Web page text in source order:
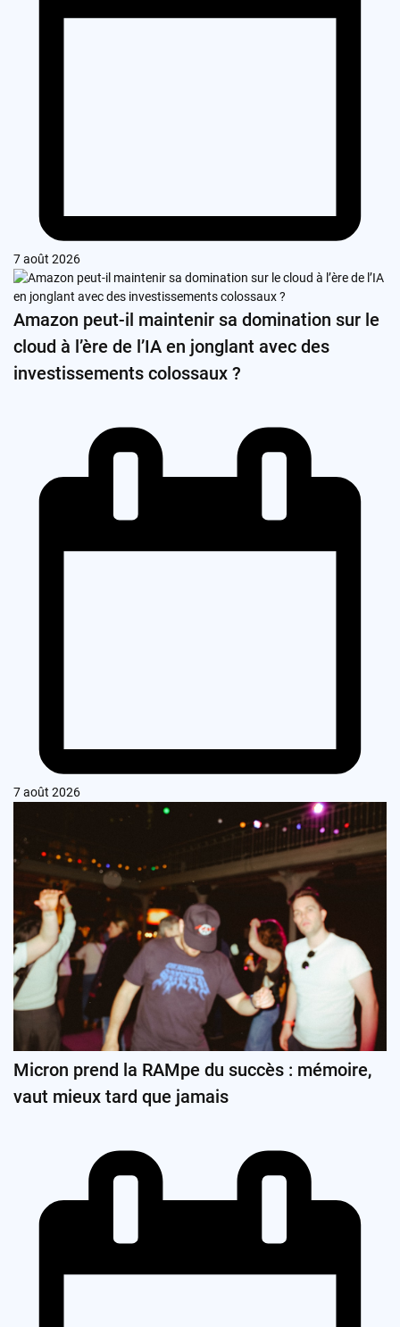
7 août 2026
Amazon peut-il maintenir sa domination sur le
cloud à l’ère de l’IA en jonglant avec des
investissements colossaux ?
7 août 2026
Micron prend la RAMpe du succès : mémoire,
vaut mieux tard que jamais